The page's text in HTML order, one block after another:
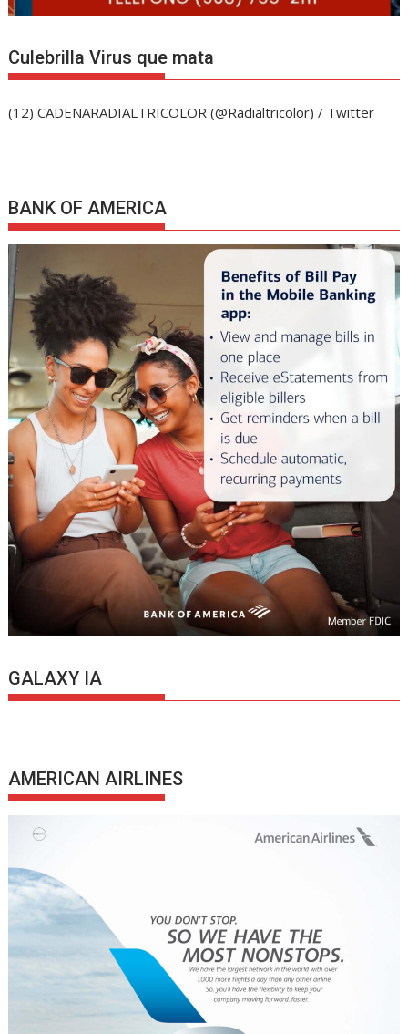
Culebrilla Virus que mata
(12) CADENARADIALTRICOLOR (@Radialtricolor) / Twitter
BANK OF AMERICA
GALAXY IA
AMERICAN AIRLINES